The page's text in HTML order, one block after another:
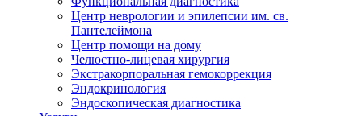
Центр неврологии и эпилепсии им. св.
Пантелеймона
Центр помощи на дому
Челюстно-лицевая хирургия
Экстракорпоральная гемокоррекция
Эндокринология
Эндоскопическая диагностика